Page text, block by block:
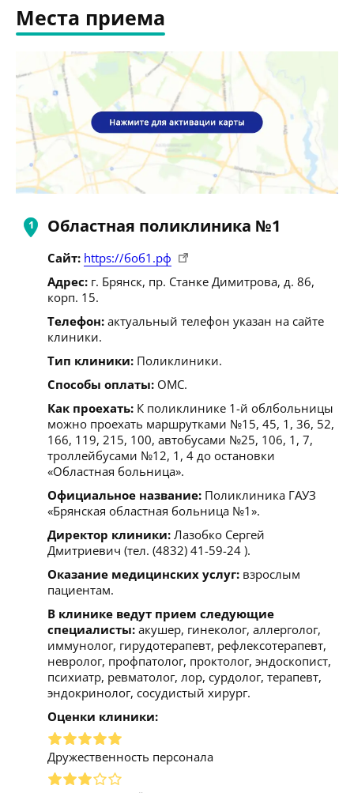
Места приема
Областная поликлиника №1
Сайт: https://боб1.рф
Адрес: г. Брянск, пр. Станке Димитрова, д. 86,
корп. 15.
Телефон: актуальный телефон указан на сайте
клиники.
Тип клиники: Поликлиники.
Способы оплаты: ОМС.
Как проехать: К поликлинике 1-й облбольницы
можно проехать маршрутками №15, 45, 1, 36, 52,
166, 119, 215, 100, автобусами №25, 106, 1, 7,
троллейбусами №12, 1, 4 до остановки
«Областная больница».
Официальное название: Поликлиника ГАУЗ
«Брянская областная больница №1».
Директор клиники: Лазобко Сергей
Дмитриевич (тел. (4832) 41-59-24 ).
Оказание медицинских услуг: взрослым
пациентам.
В клинике ведут прием следующие
специалисты: акушер, гинеколог, аллерголог,
иммунолог, гирудотерапевт, рефлексотерапевт,
невролог, профпатолог, проктолог, эндоскопист,
психиатр, ревматолог, лор, сурдолог, терапевт,
эндокринолог, сосудистый хирург.
Оценки клиники:
Дружественность персонала